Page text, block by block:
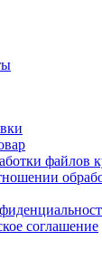
файлов
соглашение